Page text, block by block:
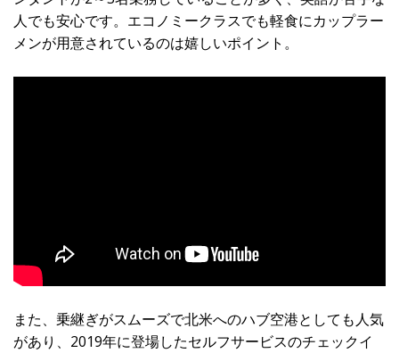
人でも安心です。エコノミークラスでも軽食にカップラー
メンが用意されているのは嬉しいポイント。
また、乗継ぎがスムーズで北米へのハブ空港としても人気
があり、2019年に登場したセルフサービスのチェックイ